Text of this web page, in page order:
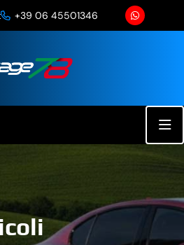
+39 06 45501346